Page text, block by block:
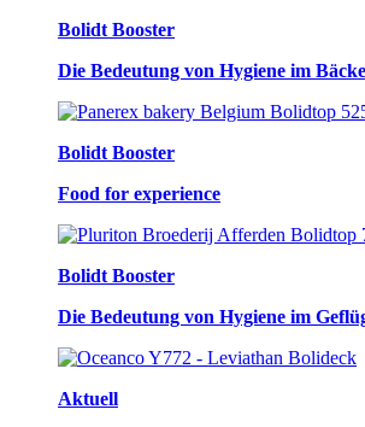
Bolidt Booster
Die Bedeutung von Hygiene im
Bolidt Booster
Food for experience
Bolidt Booster
Die Bedeutung von Hygiene im
Aktuell